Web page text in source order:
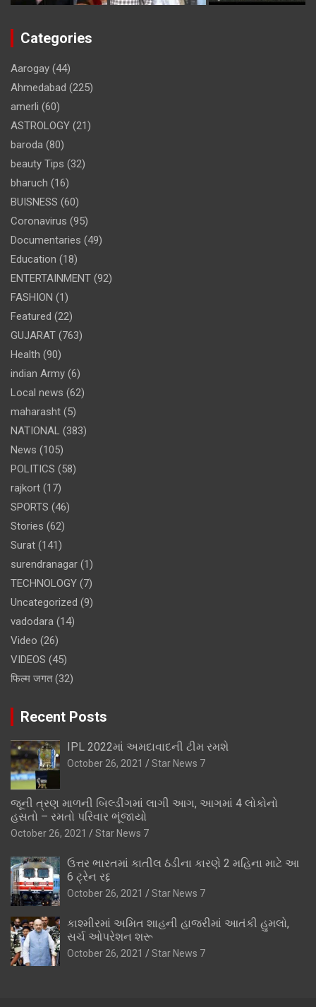
Categories
Aarogay (44)
Ahmedabad (225)
amerli (60)
ASTROLOGY (21)
baroda (80)
beauty Tips (32)
bharuch (16)
BUISNESS (60)
Coronavirus (95)
Documentaries (49)
Education (18)
ENTERTAINMENT (92)
FASHION (1)
Featured (22)
GUJARAT (763)
Health (90)
indian Army (6)
Local news (62)
maharasht (5)
NATIONAL (383)
News (105)
POLITICS (58)
rajkort (17)
SPORTS (46)
Stories (62)
Surat (141)
surendranagar (1)
TECHNOLOGY (7)
Uncategorized (9)
vadodara (14)
Video (26)
VIDEOS (45)
फिल्म जगत(32)
Recent Posts
IPL 2022માં અમદાવાદની ટીમ રમશે
October 26, 2021 Star News 7
જૂની ત્રણ માળની બિલ્ડીંગમાં લાગી આગ, આગમાં 4 લોકોનો
હસતો – રમતો પરિવાર ભૂંજાયો
October 26, 2021 Star News 7
ઉત્તર ભારતમાં કાતીલ ઠંડીના કારણે 2 મહિના માટે આ
6 ટ્રેન રદ્દ
October 26, 2021 Star News 7
કાશ્મીરમાં અમિત શાહની હાજરીમાં આતંકી હુમલો,
સર્ચ ઓપરેશન શરૂ
October 26, 2021 Star News 7